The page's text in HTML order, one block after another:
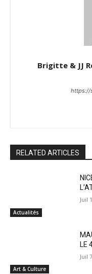
Brigitte & JJ
https://
RELATED ARTICLES
Actualités
Juil
Art & Culture
LE
Juil